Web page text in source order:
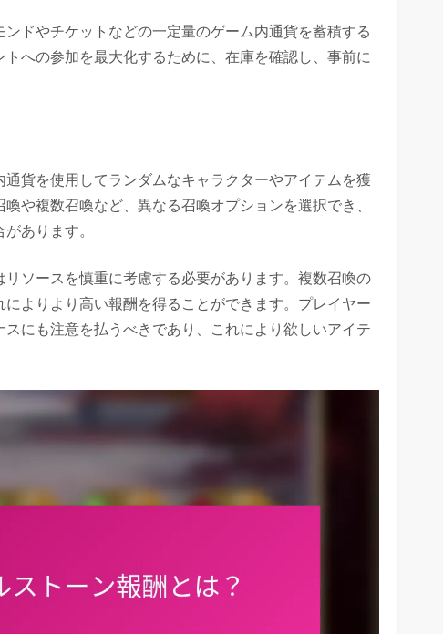
ドやチケットなどの一定量のゲーム内通貨を蓄積する
への参加を最大化するために、在庫を確認し、事前に
貨を使用してランダムなキャラクターやアイテムを獲
や複数召喚など、異なる召喚オプションを選択でき、
あります。
ソースを慎重に考慮する必要があります。複数召喚の
よりより高い報酬を得ることができます。プレイヤー
にも注意を払うべきであり、これにより欲しいアイテ